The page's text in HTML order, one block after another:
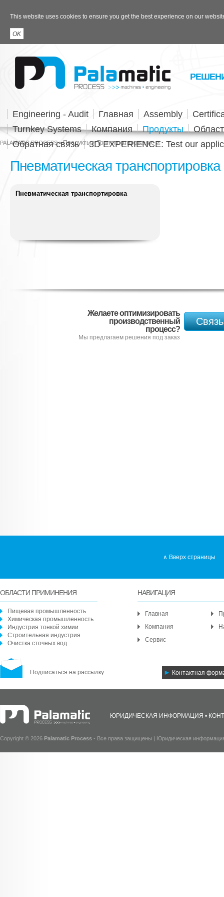
This website uses cookies to ensure you get the best experience on our
PALAMATIC PROCESS Продукты Транспортирование
Пневматическая транспортировка
Пневматическая транспортировка
Желаете оптимизировать
производственный
процесс?
Мы предлагаем решения под заказ
Engineering - Audit Главная Assembly
Turnkey Systems
Компания Продукты
Обратная связь
3D EXPERIENCE: Test our
Вверх страницы
ОБЛАСТИ ПРИМИНЕНИЯ
Пищевая промышленность
Химическая промышленность
Индустрия тонкой химии
Строительная индустрия
Очистка сточных вод
НАВИГАЦИЯ
Главная
Компания
Сервис
Подписаться на рассылку Контактная
ЮРИДИЧЕСКАЯ ИНФОРМАЦИЯ
Copyright © 2026 Palamatic Process - Все права защищены | Юридическая